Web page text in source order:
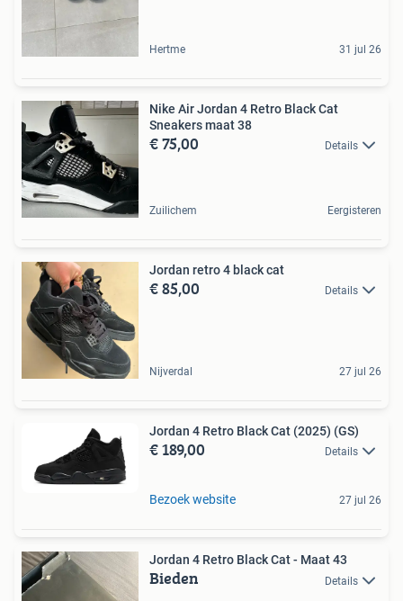
Hertme 31 jul 26
Nike Air Jordan 4 Retro Black Cat
Sneakers maat 38
€ 75,00 Details
Zuilichem Eergisteren
Jordan retro 4 black cat
€ 85,00 Details
Nijverdal 27 jul 26
Jordan 4 Retro Black Cat (2025) (GS)
€ 189,00 Details
Bezoek website 27 jul 26
Jordan 4 Retro Black Cat - Maat 43
Bieden Details